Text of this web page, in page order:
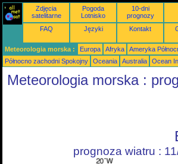
Zdjęcia
satelitarne
Pogoda
Lotnisko
10-dni
prognozy
FAQ Języki Kontakt
Meteorologia morska : Europa Afryka Ameryka
Północno zachodni Spokojny
Oceania Australia Ocean
Meteorologia morska :
prognoza wiatru :